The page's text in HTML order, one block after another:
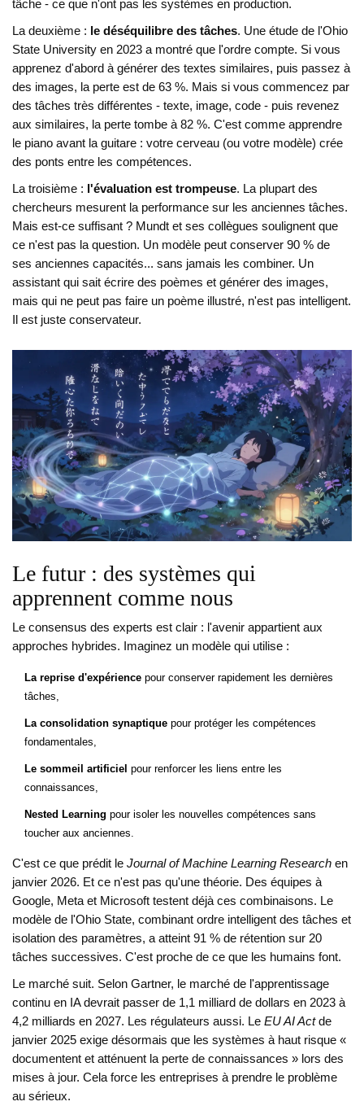
tâche - ce que n'ont pas les systèmes en production.
La deuxième : le déséquilibre des tâches. Une étude de l'Ohio
State University en 2023 a montré que l'ordre compte. Si vous
apprenez d'abord à générer des textes similaires, puis passez à
des images, la perte est de 63 %. Mais si vous commencez par
des tâches très différentes - texte, image, code - puis revenez
aux similaires, la perte tombe à 82 %. C'est comme apprendre
le piano avant la guitare : votre cerveau (ou votre modèle) crée
des ponts entre les compétences.
La troisième : l'évaluation est trompeuse. La plupart des
chercheurs mesurent la performance sur les anciennes tâches.
Mais est-ce suffisant ? Mundt et ses collègues soulignent que
ce n'est pas la question. Un modèle peut conserver 90 % de
ses anciennes capacités... sans jamais les combiner. Un
assistant qui sait écrire des poèmes et générer des images,
mais qui ne peut pas faire un poème illustré, n'est pas intelligent.
Il est juste conservateur.
Le futur : des systèmes qui
apprennent comme nous
Le consensus des experts est clair : l'avenir appartient aux
approches hybrides. Imaginez un modèle qui utilise :
La reprise d'expérience pour conserver rapidement les dernières
tâches,
La consolidation synaptique pour protéger les compétences
fondamentales,
Le sommeil artificiel pour renforcer les liens entre les
connaissances,
Nested Learning pour isoler les nouvelles compétences sans
toucher aux anciennes.
C'est ce que prédit le Journal of Machine Learning Research en
janvier 2026. Et ce n'est pas qu'une théorie. Des équipes à
Google, Meta et Microsoft testent déjà ces combinaisons. Le
modèle de l'Ohio State, combinant ordre intelligent des tâches et
isolation des paramètres, a atteint 91 % de rétention sur 20
tâches successives. C'est proche de ce que les humains font.
Le marché suit. Selon Gartner, le marché de l'apprentissage
continu en IA devrait passer de 1,1 milliard de dollars en 2023 à
4,2 milliards en 2027. Les régulateurs aussi. Le EU AI Actde
janvier 2025 exige désormais que les systèmes à haut risque «
documentent et atténuent la perte de connaissances » lors des
mises à jour. Cela force les entreprises à prendre le problème
au sérieux.